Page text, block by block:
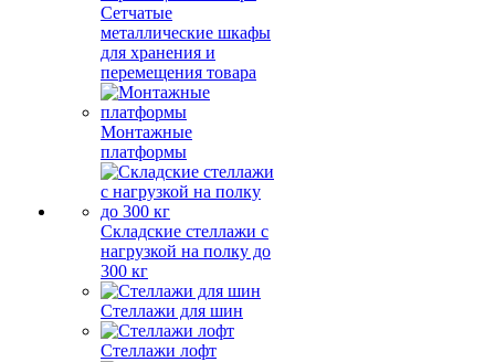
Сетчатые
металлические шкафы
для хранения и
перемещения товара
Монтажные
платформы
Складские стеллажи с
нагрузкой на полку до
300 кг
Стеллажи для шин
Стеллажи лофт